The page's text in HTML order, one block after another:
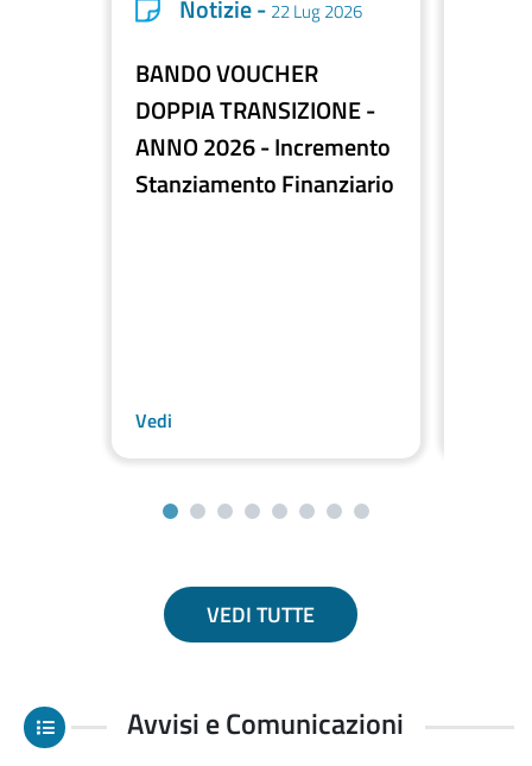
Notizie - 22 Lug 2026
BANDO VOUCHER
DOPPIA TRANSIZIONE -
ANNO 2026 - Incremento
Stanziamento Finanziario
Vedi
Previous
Next
VEDI TUTTE
Avvisi e Comunicazioni